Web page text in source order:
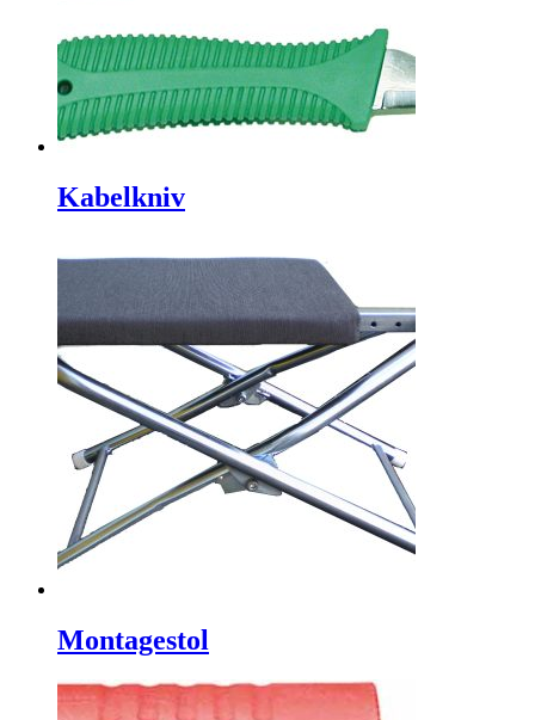
Kabelkniv
Montagestol